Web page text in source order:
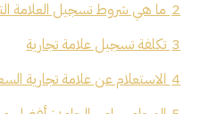
2 ما هي شروط تسجيل العلامة
3 تكلفة تسجيل علامة تجارية
4 الاستعلام عن علامة تجارية